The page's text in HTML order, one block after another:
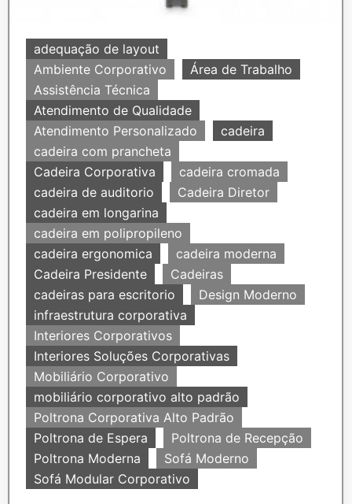
adequação de layout
Ambiente Corporativo
Área de Trabalho
Assistência Técnica
Atendimento de Qualidade
Atendimento Personalizado
cadeira
cadeira com prancheta
Cadeira Corporativa
cadeira cromada
cadeira de auditorio
Cadeira Diretor
cadeira em longarina
cadeira em polipropileno
cadeira ergonomica
cadeira moderna
Cadeira Presidente
Cadeiras
cadeiras para escritorio
Design Moderno
infraestrutura corporativa
Interiores Corporativos
Interiores Soluções Corporativas
Mobiliário Corporativo
mobiliário corporativo alto padrão
Poltrona Corporativa Alto Padrão
Poltrona de Espera
Poltrona de Recepção
Poltrona Moderna
Sofá Moderno
Sofá Modular Corporativo